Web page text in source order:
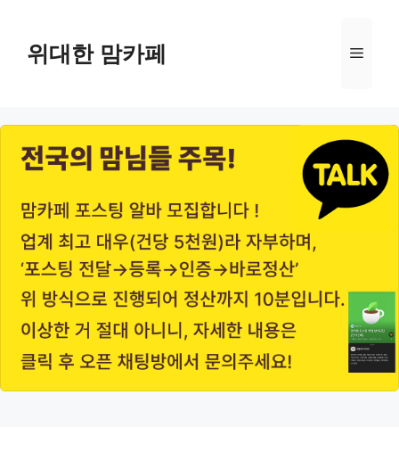
content위대한 맘카페 Menu